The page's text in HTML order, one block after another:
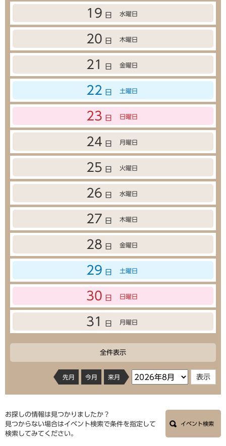
19 日 水曜日
20 日 木曜日
21 日 金曜日
22 日 土曜日
23 日 日曜日
24 日 月曜日
25 日 火曜日
26 日 水曜日
27 日 木曜日
28 日 金曜日
29 日 土曜日
30 日 日曜日
31 日 月曜日
全件表示
先月 今月 来月
お探しの情報は見つかりましたか？
見つからない場合はイベント検索で条件を指定して
検索してみてください。
イベント検索